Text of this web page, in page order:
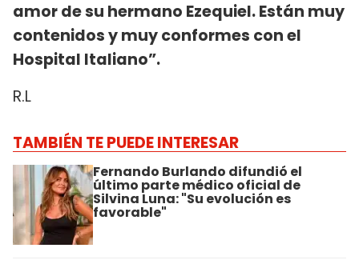
amor de su hermano Ezequiel. Están muy
contenidos y muy conformes con el
Hospital Italiano”.
R.L
TAMBIÉN TE PUEDE INTERESAR
Fernando Burlando difundió el
último parte médico oficial de
Silvina Luna: "Su evolución es
favorable"